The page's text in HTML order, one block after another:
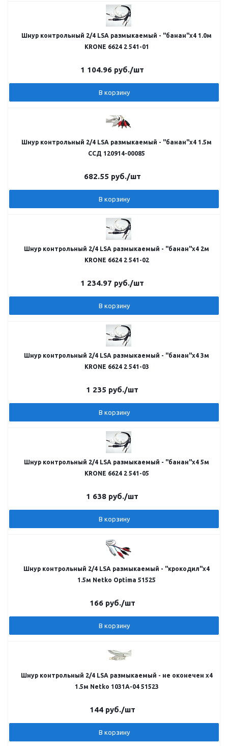
Шнур контрольный 2/4 LSA размыкаемый - "банан"х4 1.0м
KRONE 6624 2 541-01
1 104.96 руб./шт
В корзину
Шнур контрольный 2/4 LSA размыкаемый - "банан"х4 1.5м
ССД 120914-00085
682.55 руб./шт
В корзину
Шнур контрольный 2/4 LSA размыкаемый - "банан"х4 2м
KRONE 6624 2 541-02
1 234.97 руб./шт
В корзину
Шнур контрольный 2/4 LSA размыкаемый - "банан"х4 3м
KRONE 6624 2 541-03
1 235 руб./шт
В корзину
Шнур контрольный 2/4 LSA размыкаемый - "банан"х4 5м
KRONE 6624 2 541-05
1 638 руб./шт
В корзину
Шнур контрольный 2/4 LSA размыкаемый - "крокодил"х4
1.5м Netko Optima 51525
166руб./шт
В корзину
Шнур контрольный 2/4 LSA размыкаемый - не оконечен х4
1.5м Netko 1031A-04 51523
144руб./шт
В корзину